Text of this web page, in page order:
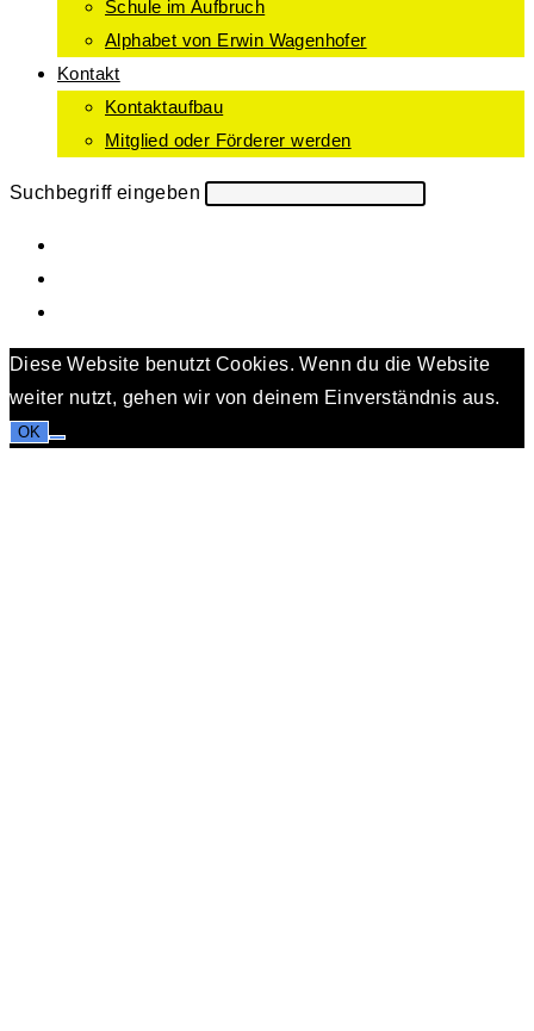
Schule im Aufbruch
Alphabet von Erwin Wagenhofer
Kontakt
Kontaktaufbau
Mitglied oder Förderer werden
Suchbegriff eingeben
Diese Website benutzt Cookies. Wenn du die Website
weiter nutzt, gehen wir von deinem Einverständnis aus.
OK